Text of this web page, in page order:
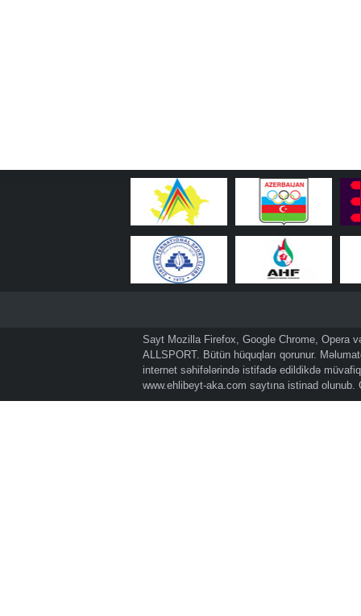
Sayt Mozilla Firefox, Google Chrome, Opera
ALLSPORT. Bütün hüquqları qorunur.
internet səhifələrində istifadə edildikdə
www.ehlibeyt-aka.com saytına istinad olunub.